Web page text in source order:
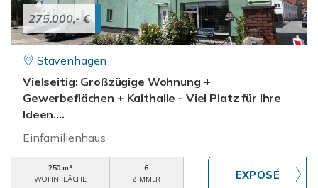
275.000,- €
Stavenhagen
Vielseitig: Großzügige Wohnung +
Gewerbeflächen + Kalthalle - Viel Platz für Ihre
Ideen....
Einfamilienhaus
250 m²
WOHNFLÄCHE
6
ZIMMER